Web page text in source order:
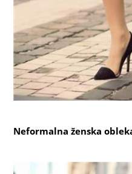
Neformalna ženska